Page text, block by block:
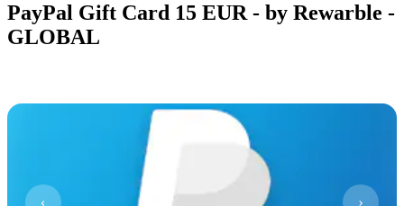
PayPal Gift Card 15 EUR - by Rewarble -
GLOBAL